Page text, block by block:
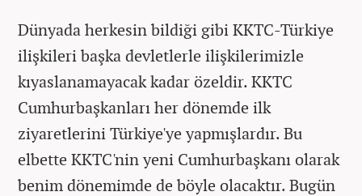
Dünyada herkesin bildiği gibi KKTC-Türkiye
ilişkileri başka devletlerle ilişkilerimizle
kıyaslanamayacak kadar özeldir. KKTC
Cumhurbaşkanları her dönemde ilk
ziyaretlerini Türkiye'ye yapmışlardır. Bu
elbette KKTC'nin yeni Cumhurbaşkanı olarak
benim dönemimde de böyle olacaktır. Bugün